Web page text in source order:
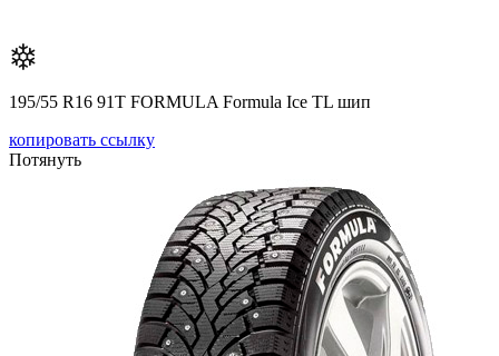
195/55 R16 91T FORMULA Formula Ice TL шип
копировать ссылку
Потянуть